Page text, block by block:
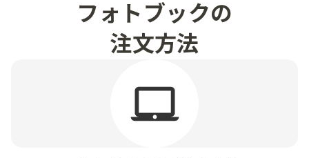
フォトブックの
注文方法